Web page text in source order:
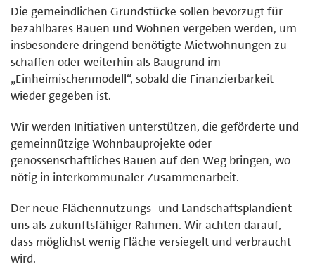
Die gemeindlichen Grundstücke sollen bevorzugt für
bezahlbares Bauen und Wohnen vergeben werden, um
insbesondere dringend benötigte Mietwohnungen zu
schaffen oder weiterhin als Baugrund im
„Einheimischenmodell“, sobald die Finanzierbarkeit
wieder gegeben ist.
Wir werden Initiativen unterstützen, die geförderte und
gemeinnützige Wohnbauprojekte oder
genossenschaftliches Bauen auf den Weg bringen, wo
nötig in interkommunaler Zusammenarbeit.
Der neue Flächennutzungs- und Landschaftsplandient
uns als zukunftsfähiger Rahmen. Wir achten darauf,
dass möglichst wenig Fläche versiegelt und verbraucht
wird.